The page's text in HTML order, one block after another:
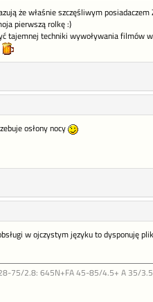
że właśnie szczęśliwym
pierwszą rolkę :)
tajemnej techniki wywoływania filmów
osłony nocy
w ojczystym języku to dysponuję
75/2.8: 645N+FA 45-85/4.5+ A 35/